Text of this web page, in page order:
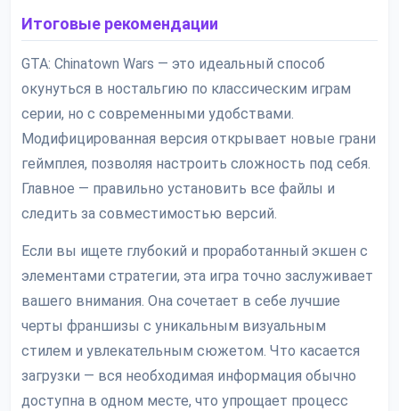
Итоговые рекомендации
GTA: Chinatown Wars — это идеальный способ
окунуться в ностальгию по классическим играм
серии, но с современными удобствами.
Модифицированная версия открывает новые грани
геймплея, позволяя настроить сложность под себя.
Главное — правильно установить все файлы и
следить за совместимостью версий.
Если вы ищете глубокий и проработанный экшен с
элементами стратегии, эта игра точно заслуживает
вашего внимания. Она сочетает в себе лучшие
черты франшизы с уникальным визуальным
стилем и увлекательным сюжетом. Что касается
загрузки — вся необходимая информация обычно
доступна в одном месте, что упрощает процесс